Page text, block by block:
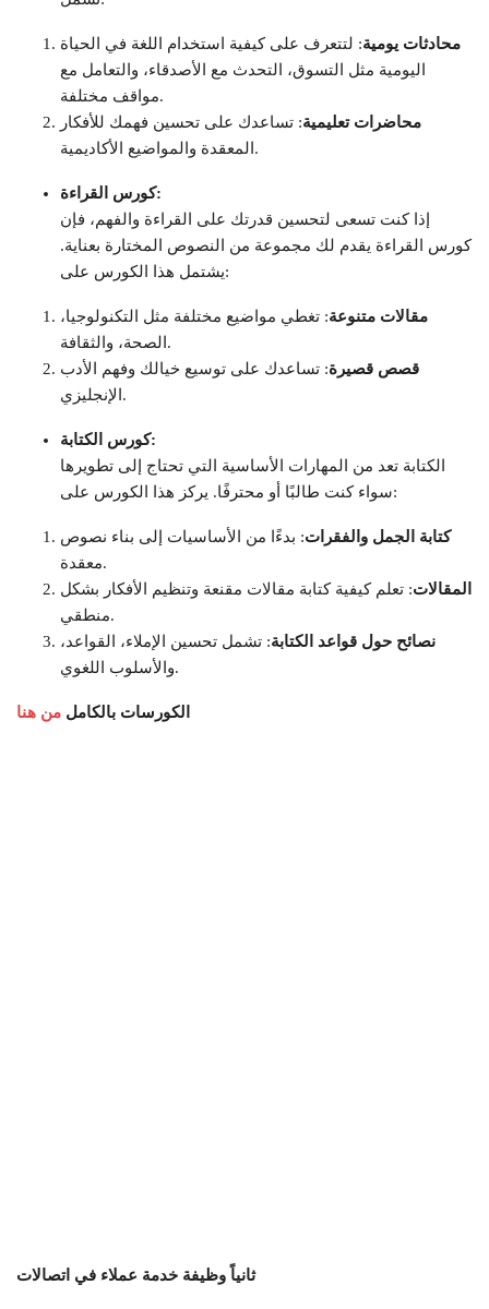
محادثات يومية: لتتعرف على كيفية استخدام اللغة في الحياة
اليومية مثل التسوق، التحدث مع الأصدقاء، والتعامل مع
مواقف مختلفة.
محاضرات تعليمية: تساعدك على تحسين فهمك للأفكار
المعقدة والمواضيع الأكاديمية.
كورس القراءة:
إذا كنت تسعى لتحسين قدرتك على القراءة والفهم، فإن
كورس القراءة يقدم لك مجموعة من النصوص المختارة بعناية.
يشتمل هذا الكورس على:
مقالات متنوعة: تغطي مواضيع مختلفة مثل التكنولوجيا،
الصحة، والثقافة.
قصص قصيرة: تساعدك على توسيع خيالك وفهم الأدب
الإنجليزي.
كورس الكتابة:
الكتابة تعد من المهارات الأساسية التي تحتاج إلى تطويرها
سواء كنت طالبًا أو محترفًا. يركز هذا الكورس على:
كتابة الجمل والفقرات: بدءًا من الأساسيات إلى بناء نصوص
معقدة.
المقالات: تعلم كيفية كتابة مقالات مقنعة وتنظيم الأفكار بشكل
منطقي.
نصائح حول قواعد الكتابة: تشمل تحسين الإملاء، القواعد،
والأسلوب اللغوي.
الكورسات بالكامل من هنا
ثانياً وظيفة خدمة عملاء في اتصالات